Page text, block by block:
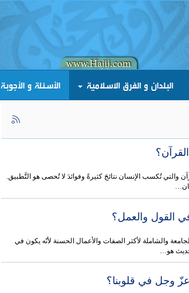
البلدان و الفرق الاسلامية الأسئلة و الأجوبة
والتي تُكسب الإنسان نتائجَ كثيرةً وفوائدَ لا تُحصى هو التَّطبيق.
القول والعمل؟
والشاملة لأكثر الصفات والأعمال الحسنة لأنّه يكون في
هو…
وجل في قلوبنا؟